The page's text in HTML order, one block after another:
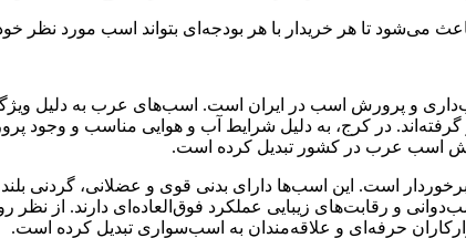
می‌شود تا هر خریدار با هر بودجه‌ای بتواند اسب مورد نظر
و پرورش اسب در ایران است. اسب‌های عرب به دلیل
در کرج، به دلیل شرایط آب و هوایی مناسب و وجود
اسب عرب در کشور تبدیل کرده است.
است. این اسب‌ها دارای بدنی قوی و عضلانی، گردنی
و رقابت‌های زیبایی عملکرد فوق‌العاده‌ای دارند. از نظر
حرفه‌ای و علاقه‌مندان به اسب‌سواری تبدیل کرده است.